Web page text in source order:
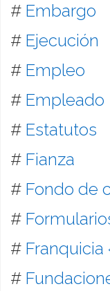
# Embargo
# Ejecución
# Empleo
# Empleado
# Estatutos
# Fianza
# Fondo de
#
#
#